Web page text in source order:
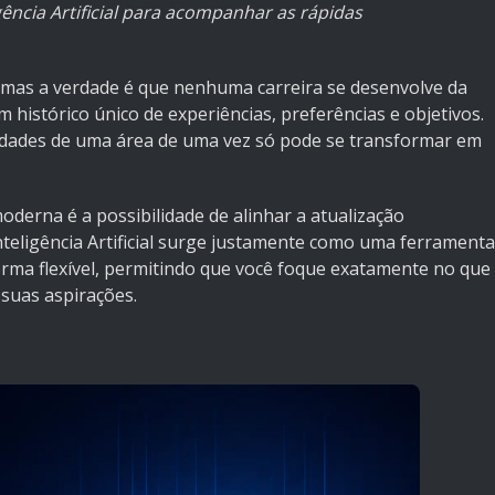
Artificial para acompanhar as rápidas
a verdade é que nenhuma carreira se desenvolve da
histórico único de experiências, preferências e objetivos.
de uma área de uma vez só pode se transformar em
é a possibilidade de alinhar a atualização
Artificial surge justamente como uma ferramenta
flexível, permitindo que você foque exatamente no que
aspirações.